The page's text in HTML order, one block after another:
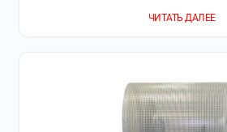
ЧИТАТЬ ДАЛЕЕ